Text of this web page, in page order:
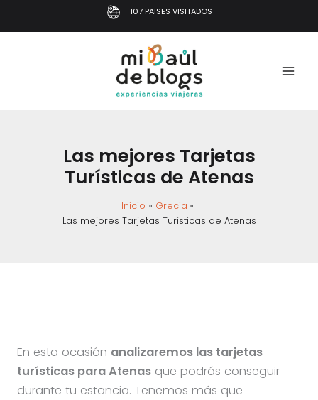
al
107 PAISES VISITADOS
Las mejores Tarjetas
Turísticas de Atenas
Inicio
Grecia
Las mejores Tarjetas Turísticas de Atenas
En esta ocasión analizaremos las tarjetas
turísticas para Atenasque podrás conseguir
durante tu estancia. Tenemos más que